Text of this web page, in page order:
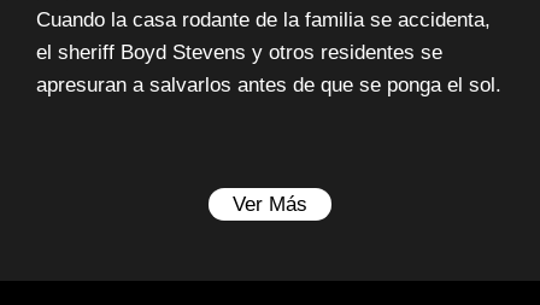
Cuando la casa rodante de la familia se accidenta,
el sheriff Boyd Stevens y otros residentes se
apresuran a salvarlos antes de que se ponga el sol.
Ver Más